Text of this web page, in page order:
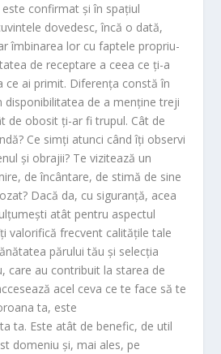
confirmat și în spațiul
dovedesc, încă o dată,
îmbinarea lor cu faptele propriu-
de receptare a ceea ce ți-a
ce ai primit. Diferența constă în
disponibilitatea de a menține treji
de obosit ți-ar fi trupul. Cât de
Ce simți atunci când îți observi
și obrajii? Te vizitează un
de încântare, de stimă de sine
Dacă da, cu siguranță, acea
atât pentru aspectul
valorifică frecvent calitățile tale
părului tău și selecția
care au contribuit la starea de
acel ceva ce te face să te
ta, este
ta. Este atât de benefic, de util
domeniu și, mai ales, pe